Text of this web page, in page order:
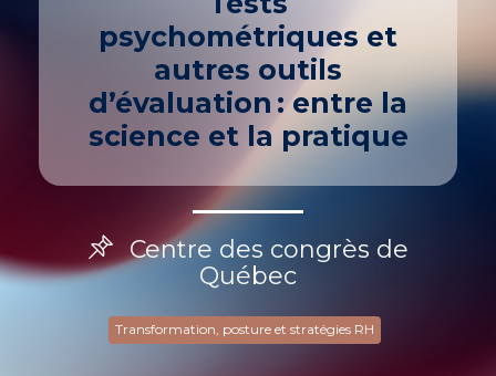
psychométriques et
autres outils
d’évaluation : entre la
science et la pratique
Centre des congrès de
Québec
Transformation, posture et stratégies RH